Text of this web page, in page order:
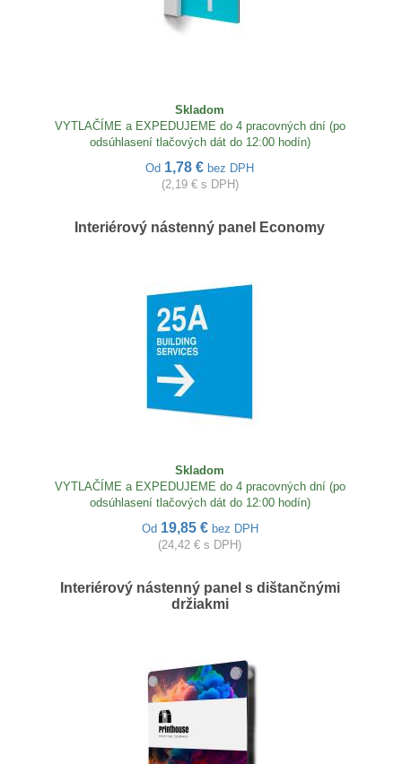
Skladom
VYTLAČÍME a EXPEDUJEME do 4 pracovných dní (po
odsúhlasení tlačových dát do 12:00 hodín)
Od 1,78 € bez DPH
(2,19 € s DPH)
Interiérový nástenný panel Economy
Skladom
VYTLAČÍME a EXPEDUJEME do 4 pracovných dní (po
odsúhlasení tlačových dát do 12:00 hodín)
Od 19,85 € bez DPH
(24,42 € s DPH)
Interiérový nástenný panel s dištančnými
držiakmi